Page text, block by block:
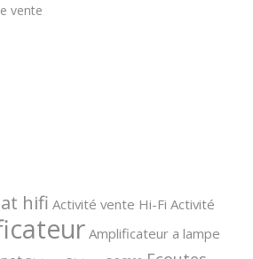
vente
hifi Activité vente Hi-Fi Activité
Amplificateur a lampe